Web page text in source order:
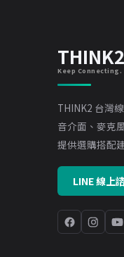
THINK2
Keep Connecting.
THINK2 台灣
音介面、麥克
提供選購搭配
LINE 線上